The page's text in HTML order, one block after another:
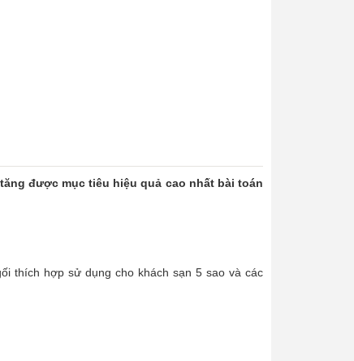
được mục tiêu hiệu quả cao nhất bài toán
thích hợp sử dụng cho khách sạn 5 sao và các